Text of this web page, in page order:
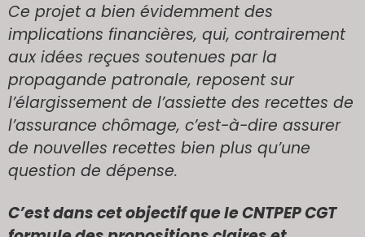
Ce projet a bien évidemment des
implications financières, qui, contrairement
aux idées reçues soutenues par la
propagande patronale, reposent sur
l’élargissement de l’assiette des recettes de
l’assurance chômage, c’est-à-dire assurer
de nouvelles recettes bien plus qu’une
question de dépense.
C’est dans cet objectif que le CNTPEP CGT